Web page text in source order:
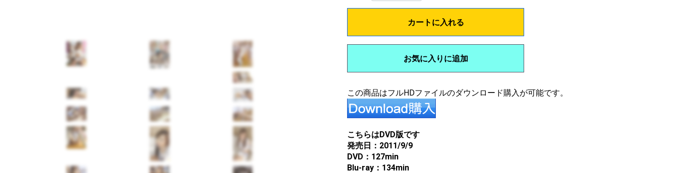
カートに入れる
お気に入りに追加
この商品はフルHDファイルのダウンロード購入が可能です。
こちらはDVD版です
発売日：2011/9/9
DVD：127min
Blu-ray：134min